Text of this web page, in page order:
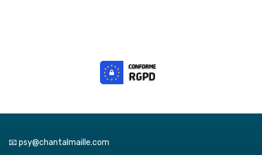
📧 psy@chantalmaille.com